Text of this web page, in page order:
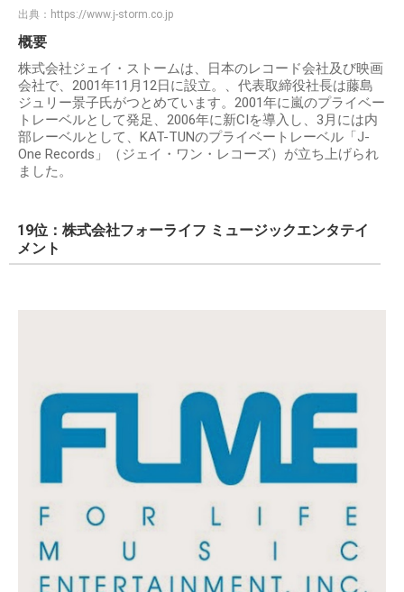
出典： https://www.j-storm.co.jp
概要
株式会社ジェイ・ストームは、日本のレコード会社及び映画
会社で、2001年11月12日に設立。、代表取締役社長は藤島
ジュリー景子氏がつとめています。2001年に嵐のプライベー
トレーベルとして発足、2006年に新CIを導入し、3月には内
部レーベルとして、KAT-TUNのプライベートレーベル「J-
One Records」（ジェイ・ワン・レコーズ）が立ち上げられ
ました。
19位：株式会社フォーライフ ミュージックエンタテイ
メント